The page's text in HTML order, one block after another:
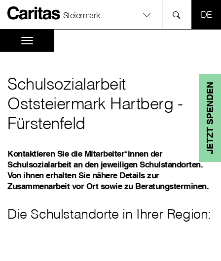
Steiermark
JETZT SPENDEN
Schulsozialarbeit
Oststeiermark Hartberg -
Fürstenfeld
Kontaktieren Sie die Mitarbeiter*innen der
Schulsozialarbeit an den jeweiligen Schulstandorten.
Von ihnen erhalten Sie nähere Details zur
Zusammenarbeit vor Ort sowie zu Beratungsterminen.
Die Schulstandorte in Ihrer Region: